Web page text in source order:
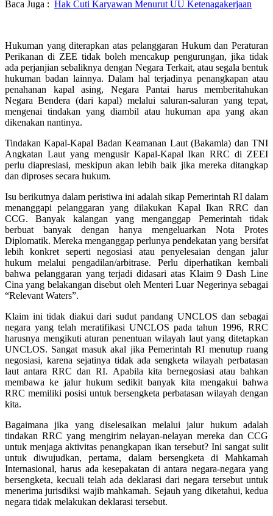
Baca Juga : Hak Cuti Karyawan Menurut UU Ketenagakerjaan
Hukuman yang diterapkan atas pelanggaran Hukum dan Peraturan
Perikanan di ZEE tidak boleh mencakup pengurungan, jika tidak
ada perjanjian sebaliknya dengan Negara Terkait, atau segala bentuk
hukuman badan lainnya. Dalam hal terjadinya penangkapan atau
penahanan kapal asing, Negara Pantai harus memberitahukan
Negara Bendera (dari kapal) melalui saluran-saluran yang tepat,
mengenai tindakan yang diambil atau hukuman apa yang akan
dikenakan nantinya.
Tindakan Kapal-Kapal Badan Keamanan Laut (Bakamla) dan TNI
Angkatan Laut yang mengusir Kapal-Kapal Ikan RRC di ZEEI
perlu diapresiasi, meskipun akan lebih baik jika mereka ditangkap
dan diproses secara hukum.
Isu berikutnya dalam peristiwa ini adalah sikap Pemerintah RI dalam
menanggapi pelanggaran yang dilakukan Kapal Ikan RRC dan
CCG. Banyak kalangan yang menganggap Pemerintah tidak
berbuat banyak dengan hanya mengeluarkan Nota Protes
Diplomatik. Mereka menganggap perlunya pendekatan yang bersifat
lebih konkret seperti negosiasi atau penyelesaian dengan jalur
hukum melalui pengadilan/arbitrase. Perlu diperhatikan kembali
bahwa pelanggaran yang terjadi didasari atas Klaim 9 Dash Line
Cina yang belakangan disebut oleh Menteri Luar Negerinya sebagai
“Relevant Waters”.
Klaim ini tidak diakui dari sudut pandang UNCLOS dan sebagai
negara yang telah meratifikasi UNCLOS pada tahun 1996, RRC
harusnya mengikuti aturan penentuan wilayah laut yang ditetapkan
UNCLOS. Sangat masuk akal jika Pemerintah RI menutup ruang
negosiasi, karena sejatinya tidak ada sengketa wilayah perbatasan
laut antara RRC dan RI. Apabila kita bernegosiasi atau bahkan
membawa ke jalur hukum sedikit banyak kita mengakui bahwa
RRC memiliki posisi untuk bersengketa perbatasan wilayah dengan
kita.
Bagaimana jika yang diselesaikan melalui jalur hukum adalah
tindakan RRC yang mengirim nelayan-nelayan mereka dan CCG
untuk menjaga aktivitas penangkapan ikan tersebut? Ini sangat sulit
untuk diwujudkan, pertama, dalam bersengketa di Mahkamah
Internasional, harus ada kesepakatan di antara negara-negara yang
bersengketa, kecuali telah ada deklarasi dari negara tersebut untuk
menerima jurisdiksi wajib mahkamah. Sejauh yang diketahui, kedua
negara tidak melakukan deklarasi tersebut.